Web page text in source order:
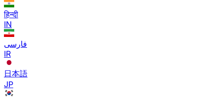
हिन्दी
IN
فارسی
IR
日本語
JP